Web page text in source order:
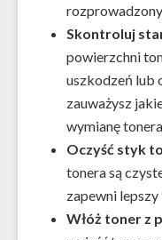
Skontroluj
powierzchni
uszkodzeń lub
zauważysz
wymianę
Oczyść styk
tonera są
zapewni
Włóż toner z